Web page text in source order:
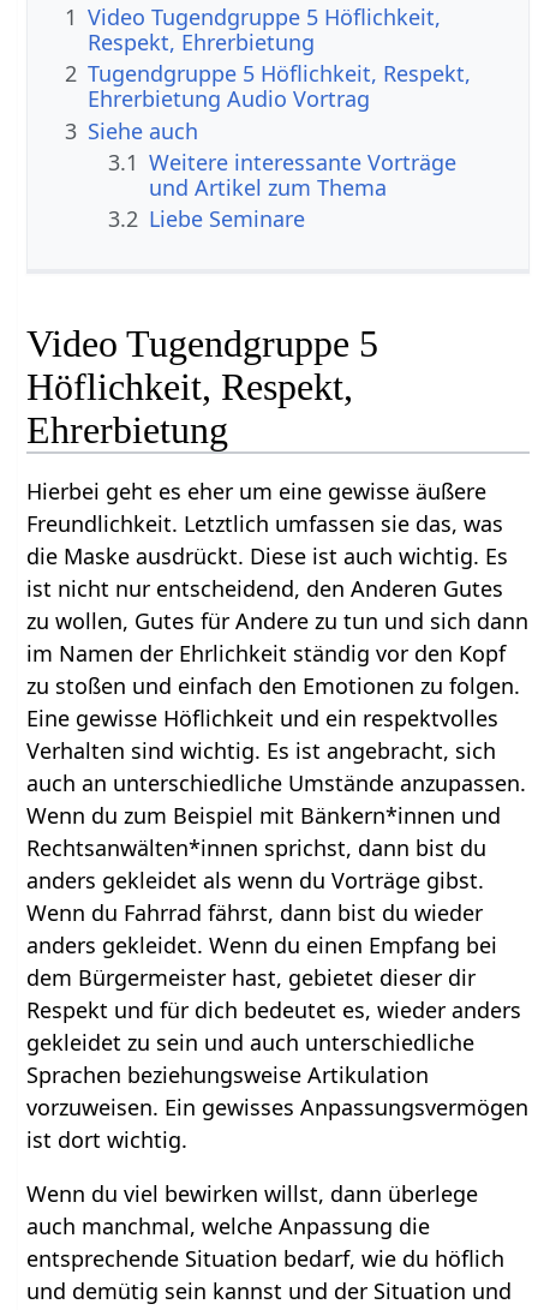
1 Video Tugendgruppe 5 Höflichkeit,
Respekt, Ehrerbietung
2 Tugendgruppe 5 Höflichkeit, Respekt,
Ehrerbietung Audio Vortrag
3 Siehe auch
3.1 Weitere interessante Vorträge
und Artikel zum Thema
3.2 Liebe Seminare
Video Tugendgruppe 5
Höflichkeit, Respekt,
Ehrerbietung
Hierbei geht es eher um eine gewisse äußere
Freundlichkeit. Letztlich umfassen sie das, was
die Maske ausdrückt. Diese ist auch wichtig. Es
ist nicht nur entscheidend, den Anderen Gutes
zu wollen, Gutes für Andere zu tun und sich dann
im Namen der Ehrlichkeit ständig vor den Kopf
zu stoßen und einfach den Emotionen zu folgen.
Eine gewisse Höflichkeit und ein respektvolles
Verhalten sind wichtig. Es ist angebracht, sich
auch an unterschiedliche Umstände anzupassen.
Wenn du zum Beispiel mit Bänkern*innen und
Rechtsanwälten*innen sprichst, dann bist du
anders gekleidet als wenn du Vorträge gibst.
Wenn du Fahrrad fährst, dann bist du wieder
anders gekleidet. Wenn du einen Empfang bei
dem Bürgermeister hast, gebietet dieser dir
Respekt und für dich bedeutet es, wieder anders
gekleidet zu sein und auch unterschiedliche
Sprachen beziehungsweise Artikulation
vorzuweisen. Ein gewisses Anpassungsvermögen
ist dort wichtig.
Wenn du viel bewirken willst, dann überlege
auch manchmal, welche Anpassung die
entsprechende Situation bedarf, wie du höflich
und demütig sein kannst und der Situation und